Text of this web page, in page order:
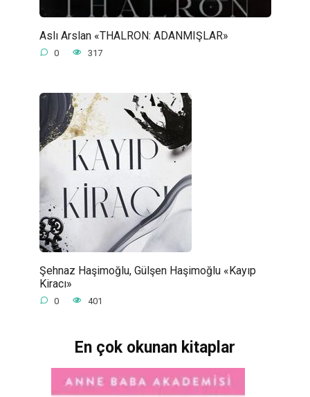
Aslı Arslan «THALRON: ADANMIŞLAR»
0 317
Şehnaz Haşimoğlu, Gülşen Haşimoğlu «Kayıp
Kiracı»
0 401
En çok okunan kitaplar